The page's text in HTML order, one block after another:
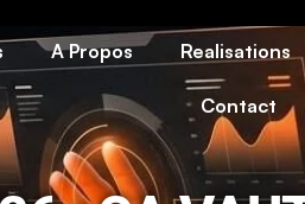
A Propos Realisations
Contact